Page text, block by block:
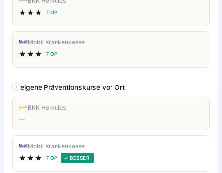
★★★ TOP
Mobil Krankenkasse
★★★ TOP
eigene Präventionskurse vor Ort
BKK Herkules
—
Mobil Krankenkasse
★★★ TOP ✓ BESSER